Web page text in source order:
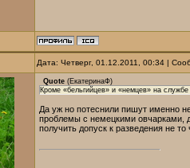
Дата: Четверг, 01.12.2011, 00:34 |
Quote (ЕкатеринаФ)
Кроме «бельгийцев» и «немцев» на
Да уж но потеснили пишут именно
проблемы с немецкими овчарками,
получить допуск к разведения не то